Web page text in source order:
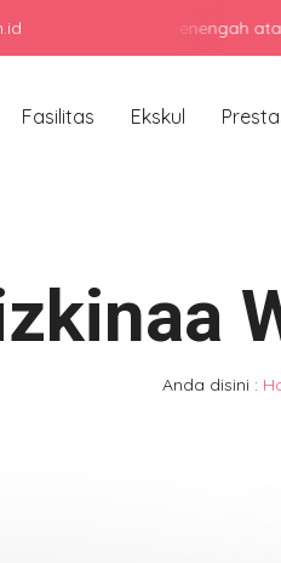
sekolah menengah atas
Fasilitas Ekskul
Anda disini :